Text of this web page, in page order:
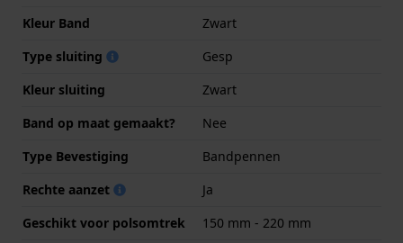
Kleur Band
Zwart
Type sluiting
Gesp
Kleur sluiting
Zwart
Band op maat gemaakt?
Nee
Type Bevestiging
Bandpennen
Rechte aanzet
Ja
Geschikt voor polsomtrek
150 mm - 220 mm